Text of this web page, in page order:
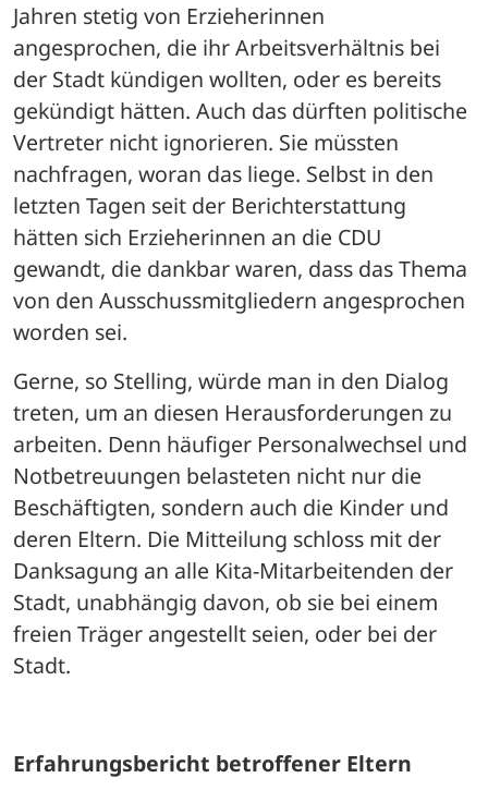
Jahren stetig von Erzieherinnen
angesprochen, die ihr Arbeitsverhältnis bei
der Stadt kündigen wollten, oder es bereits
gekündigt hätten. Auch das dürften politische
Vertreter nicht ignorieren. Sie müssten
nachfragen, woran das liege. Selbst in den
letzten Tagen seit der Berichterstattung
hätten sich Erzieherinnen an die CDU
gewandt, die dankbar waren, dass das Thema
von den Ausschussmitgliedern angesprochen
worden sei.
Gerne, so Stelling, würde man in den Dialog
treten, um an diesen Herausforderungen zu
arbeiten. Denn häufiger Personalwechsel und
Notbetreuungen belasteten nicht nur die
Beschäftigten, sondern auch die Kinder und
deren Eltern. Die Mitteilung schloss mit der
Danksagung an alle Kita-Mitarbeitenden der
Stadt, unabhängig davon, ob sie bei einem
freien Träger angestellt seien, oder bei der
Stadt.
Erfahrungsbericht betroffener Eltern